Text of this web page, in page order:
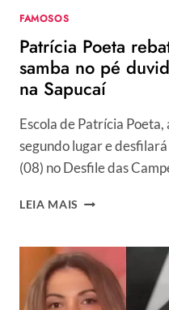
FAMOSOS
Patrícia Poeta
samba no pé
na Sapucaí
Escola de Patrícia
segundo lugar e
(08) no Desfile das
LEIA MAIS PATRÍCIA
CRÍTICAS
SOBRE
SAMBA
NO